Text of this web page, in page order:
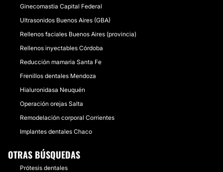
Ginecomastia Capital Federal
Ultrasonidos Buenos Aires (GBA)
Rellenos faciales Buenos Aires (provincia)
Rellenos inyectables Córdoba
Reducción mamaria Santa Fe
Frenillos dentales Mendoza
Hialuronidasa Neuquén
Operación orejas Salta
Remodelación corporal Corrientes
Implantes dentales Chaco
OTRAS BÚSQUEDAS
Prótesis dentales